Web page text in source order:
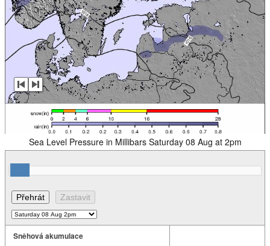
Sea Level Pressure in Millibars Saturday 08 Aug at 2pm
Sněhová akumulace